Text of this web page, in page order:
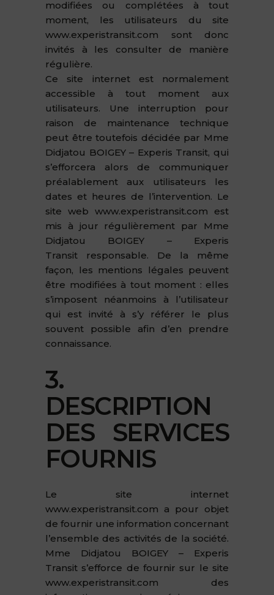
modifiées ou complétées à tout
moment, les utilisateurs du site
www.experistransit.com sont donc
invités à les consulter de manière
régulière.
Ce site internet est normalement
accessible à tout moment aux
utilisateurs. Une interruption pour
raison de maintenance technique
peut être toutefois décidée par Mme
Didjatou BOIGEY – Experis Transit, qui
s’efforcera alors de communiquer
préalablement aux utilisateurs les
dates et heures de l’intervention. Le
site web www.experistransit.com est
mis à jour régulièrement par Mme
Didjatou BOIGEY – Experis
Transit responsable. De la même
façon, les mentions légales peuvent
être modifiées à tout moment : elles
s’imposent néanmoins à l’utilisateur
qui est invité à s’y référer le plus
souvent possible afin d’en prendre
connaissance.
3.
DESCRIPTION
DES SERVICES
FOURNIS
Le site internet
www.experistransit.com a pour objet
de fournir une information concernant
l’ensemble des activités de la société.
Mme Didjatou BOIGEY – Experis
Transit s’efforce de fournir sur le site
www.experistransit.com des